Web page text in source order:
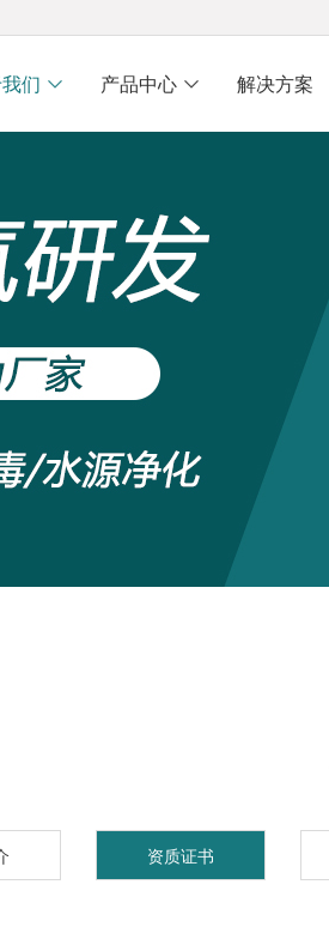
们  产品中心  解决方案
资质证书